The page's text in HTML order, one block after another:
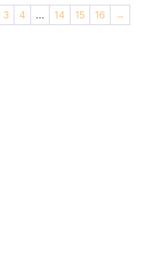
98,00 €.
78,40 €.
3 4 … 14 15 16 →